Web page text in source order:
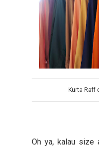
Kurta Raff
Oh ya, kalau size